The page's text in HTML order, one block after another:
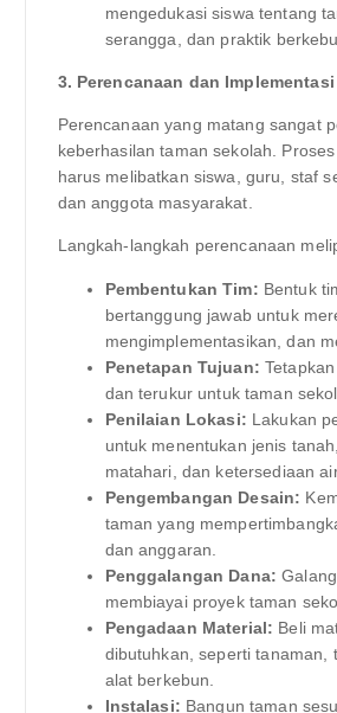
mengedukasi siswa tentang
serangga, dan praktik
3. Perencanaan dan
Perencanaan yang matang sangat
keberhasilan taman sekolah.
harus melibatkan siswa, guru, staf
dan anggota masyarakat.
Langkah-langkah perencanaan
Pembentukan Tim: Bentuk
bertanggung jawab untuk
mengimplementasikan, dan
Penetapan Tujuan:
dan terukur untuk taman
Penilaian Lokasi: Lakukan
untuk menentukan jenis
matahari, dan ketersediaan
Pengembangan Desain:
taman yang
dan anggaran.
Penggalangan Dana:
membiayai proyek taman
Pengadaan Material: Beli
dibutuhkan, seperti tanaman,
alat berkebun.
Instalasi: Bangun taman